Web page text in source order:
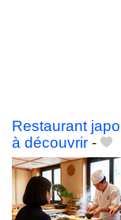
Restaurant
à découvrir -